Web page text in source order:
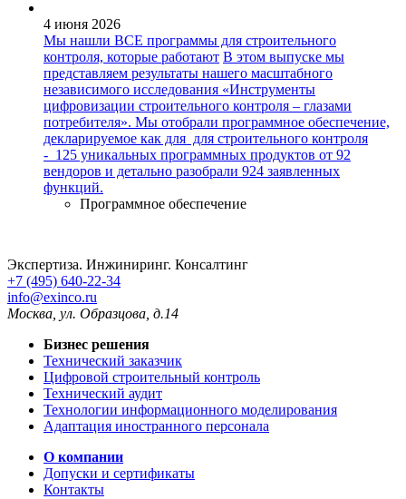
4 июня 2026
Мы нашли ВСЕ программы для строительного
контроля, которые работают В этом выпуске мы
представляем результаты нашего масштабного
независимого исследования «Инструменты
цифровизации строительного контроля – глазами
потребителя». Мы отобрали программное обеспечение,
декларируемое как для для строительного контроля
- 125 уникальных программных продуктов от 92
вендоров и детально разобрали 924 заявленных
функций.
Программное обеспечение
Экспертиза. Инжиниринг. Консалтинг
+7 (495) 640-22-34
info@exinco.ru
Москва ул. Образцова, д.14
Бизнес решения
Технический заказчик
Цифровой строительный контроль
Технический аудит
Технологии информационного моделирования
Адаптация иностранного персонала
О компании
Допуски и сертификаты
Контакты